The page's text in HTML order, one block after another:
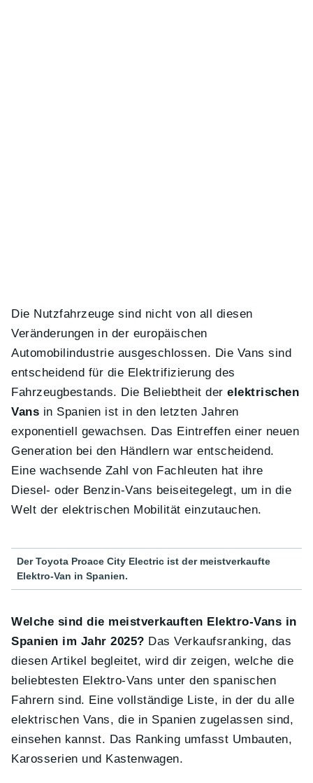
Die Nutzfahrzeuge sind nicht von all diesen
Veränderungen in der europäischen
Automobilindustrie ausgeschlossen. Die Vans sind
entscheidend für die Elektrifizierung des
Fahrzeugbestands. Die Beliebtheit derelektrischen
Vans in Spanien ist in den letzten Jahren
exponentiell gewachsen. Das Eintreffen einer neuen
Generation bei den Händlern war entscheidend.
Eine wachsende Zahl von Fachleuten hat ihre
Diesel- oder Benzin-Vans beiseitegelegt, um in die
Welt der elektrischen Mobilität einzutauchen.
Der Toyota Proace City Electric ist der meistverkaufte
Elektro-Van in Spanien.
Welche sind die meistverkauften Elektro-Vans in
Spanien im Jahr 2025? Das Verkaufsranking, das
diesen Artikel begleitet, wird dir zeigen, welche die
beliebtesten Elektro-Vans unter den spanischen
Fahrern sind. Eine vollständige Liste, in der du alle
elektrischen Vans, die in Spanien zugelassen sind,
einsehen kannst. Das Ranking umfasst Umbauten,
Karosserien und Kastenwagen.